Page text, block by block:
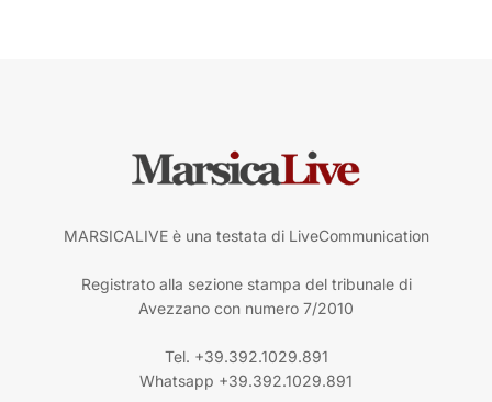
MARSICALIVE è una testata di LiveCommunication
Registrato alla sezione stampa del tribunale di
Avezzano con numero 7/2010
Tel. +39.392.1029.891
Whatsapp +39.392.1029.891